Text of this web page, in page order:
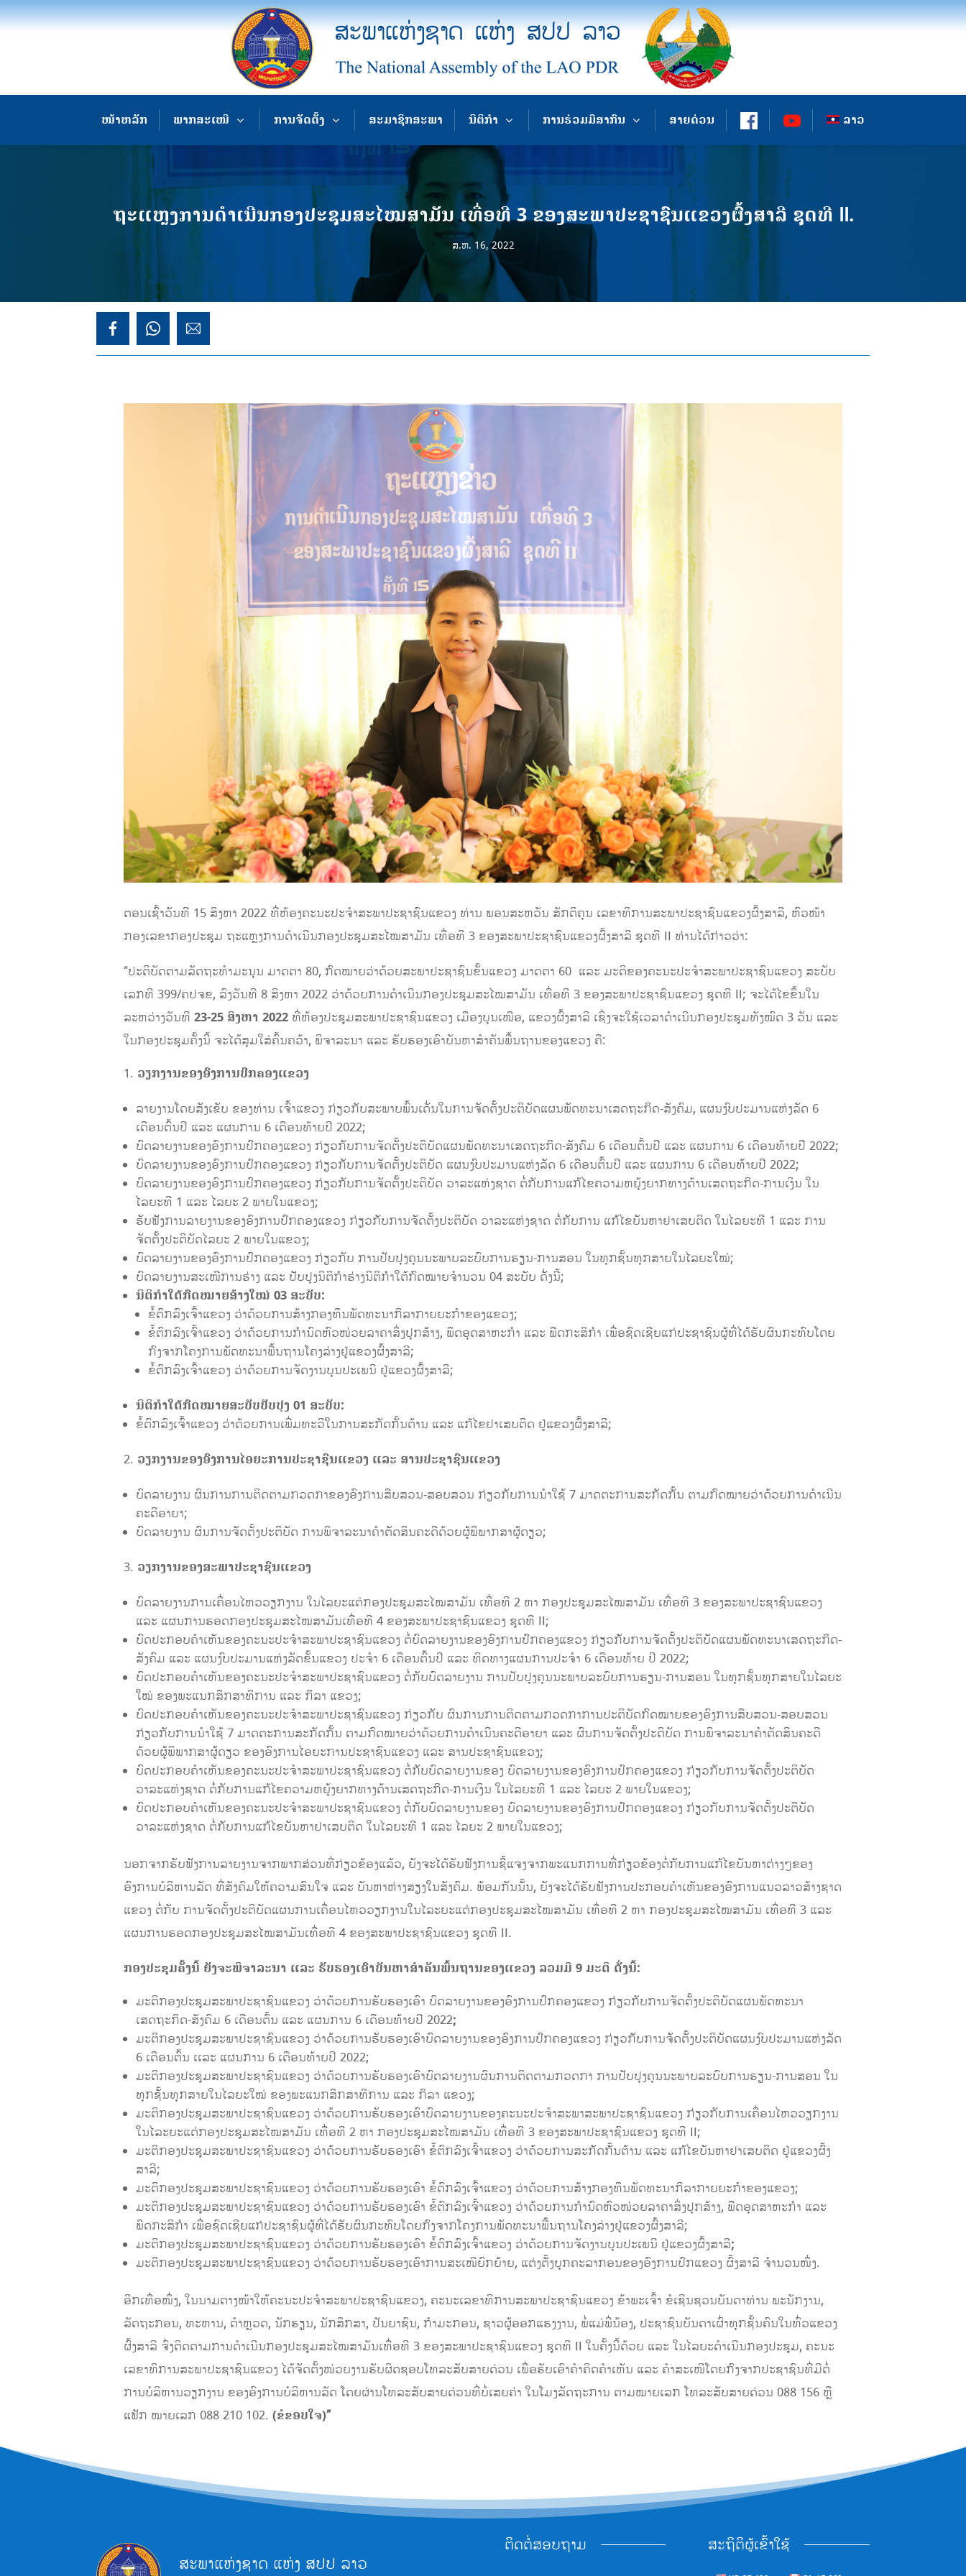
ໜ້າຫລັກ ພາກສະເໜີ ການຈັດຕັ້ງ ສະມາຊິກສະພາ ນິຕິກຳ ການຮ່ວມມືສາກົນ ສາຍດ່ວນ ລາວ
ຖະແຫຼງການດໍາເນີນກອງປະຊຸມສະໄໝສາມັນ ເທື່ອທີ 3 ຂອງສະພາປະຊາຊົນແຂວງຜົ້ງສາລີ ຊຸດທີ II.
ສ.ຫ. 16, 2022
ຕອນເຊົ້າວັນທີ 15 ສິງຫາ 2022 ທີ່ຫ້ອງຄະນະປະຈໍາສະພາປະຊາຊົນແຂວງ ທ່ານ ພອນສະຫວັນ ສັກຕິຄຸນ ເລຂາທິການສະພາປະຊາຊົນແຂວງຜົ້ງສາລີ, ຫົວໜ້າ
ກອງເລຂາກອງປະຊຸມ ຖະແຫຼງການດໍາເນີນກອງປະຊຸມສະໄໝສາມັນ ເທື່ອທີ 3 ຂອງສະພາປະຊາຊົນແຂວງຜົ້ງສາລີ ຊຸດທີ II ທ່ານໄດ້ກ່າວວ່າ:
“ປະຕິບັດຕາມລັດຖະທໍາມະນຸນ ມາດຕາ 80, ກົດໝາຍວ່າດ້ວຍສະພາປະຊາຊົນຂັ້ນແຂວງ ມາດຕາ 60 ແລະ ມະຕິຂອງຄະນະປະຈໍາສະພາປະຊາຊົນແຂວງ ສະບັບ
ເລກທີ 399/ຄປຈຂ, ລົງວັນທີ 8 ສິງຫາ 2022 ວ່າດ້ວຍການດໍາເນີນກອງປະຊຸມສະໄໝສາມັນ ເທື່ອທີ 3 ຂອງສະພາປະຊາຊົນແຂວງ ຊຸດທີ II; ຈະໄດ້ໄຂຂຶ້ນໃນ
ລະຫວ່າງວັນທີ 23-25 ສິງຫາ 2022 ທີ່ຫ້ອງປະຊຸມສະພາປະຊາຊົນແຂວງ ເມືອງບຸນເໜືອ, ແຂວງຜົ້ງສາລີ ເຊິ່ງຈະໃຊ້ເວລາດໍາເນີນກອງປະຊຸມທັງໝົດ 3 ວັນ ແລະ
ໃນກອງປະຊຸມຄັ້ງນີ້ ຈະໄດ້ສຸມໃສ່ຄົ້ນຄວ້າ, ພິຈາລະນາ ແລະ ຮັບຮອງເອົາບັນຫາສຳຄັນພື້ນຖານຂອງແຂວງ ຄື:
ວຽກງານຂອງອົງການປົກຄອງແຂວງ
ລາຍງານໂດຍສັງເຂັບ ຂອງທ່ານ ເຈົ້າແຂວງ ກ່ຽວກັບສະພາບພົ້ນເດັ່ນໃນການຈັດຕັ້ງປະຕິບັດແຜນພັດທະນາເສດຖະກິດ-ສັງຄົມ, ແຜນງົບປະມານແຫ່ງລັດ 6
ເດືອນຕົ້ນປີ ແລະ ແຜນການ 6 ເດືອນທ້າຍປີ 2022;
ບົດລາຍງານຂອງອົງການປົກຄອງແຂວງ ກ່ຽວກັບການຈັດຕັ້ງປະຕິບັດແຜນພັດທະນາເສດຖະກິດ-ສັງຄົມ 6 ເດືອນຕົ້ນປີ ແລະ ແຜນການ 6 ເດືອນທ້າຍປີ 2022;
ບົດລາຍງານຂອງອົງການປົກຄອງແຂວງ ກ່ຽວກັບການຈັດຕັ້ງປະຕິບັດ ແຜນງົບປະມານແຫ່ງລັດ 6 ເດືອນຕົ້ນປີ ແລະ ແຜນການ 6 ເດືອນທ້າຍປີ 2022;
ບົດລາຍງານຂອງອົງການປົກຄອງແຂວງ ກ່ຽວກັບການຈັດຕັ້ງປະຕິບັດ ວາລະແຫ່ງຊາດ ຕໍ່ກັບການແກ້ໄຂຄວາມຫຍຸ້ງຍາກທາງດ້ານເສດຖະກິດ-ການເງິນ ໃນ
ໄລຍະທີ 1 ແລະ ໄລຍະ 2 ພາຍໃນແຂວງ;
ຮັບຟັງການລາຍງານຂອງອົງການປົກຄອງແຂວງ ກ່ຽວກັບການຈັດຕັ້ງປະຕິບັດ ວາລະແຫ່ງຊາດ ຕໍ່ກັບການ ແກ້ໄຂບັນຫາຢາເສບຕິດ ໃນໄລຍະທີ 1 ແລະ ການ
ຈັດຕັ້ງປະຕິບັດໄລຍະ 2 ພາຍໃນແຂວງ;
ບົດລາຍງານຂອງອົງການປົກຄອງແຂວງ ກ່ຽວກັບ ການປັບປຸງຄຸນນະພາບລະບົບການຮຽນ-ການສອນ ໃນທຸກຊັ້ນທຸກສາຍໃນໄລຍະໃໝ່;
ບົດລາຍງານສະເໜີການຮ່າງ ແລະ ປັບປຸງນິຕິກໍາຮ່າງນິຕິກໍາໃຕ້ກົດໝາຍຈໍານວນ 04 ສະບັບ ດັ່ງນີ້;
ນິຕິກໍາໃຕ້ກົດໝາຍສ້າງໃໝ່ 03 ສະບັບ:
ຂໍ້ຕົກລົງເຈົ້າແຂວງ ວ່າດ້ວຍການສ້າງກອງທຶນພັດທະນາກິລາກາຍຍະກຳຂອງແຂວງ;
ຂໍ້ຕົກລົງເຈົ້າແຂວງ ວ່າດ້ວຍການກຳນົດຫົວໜ່ວຍລາຄາສິ່ງປຸກສ້າງ, ພຶດອຸດສາຫະກຳ ແລະ ພືດກະສິກຳ ເພື່ອຊົດເຊີຍແກ່ປະຊາຊົນຜູ້ທີ່ໄດ້ຮັບຜົນກະທົບໂດຍ
ກົງຈາກໂຄງການພັດທະນາພື້ນຖານໂຄງລ່າງຢູ່ແຂວງຜົ້ງສາລີ;
ຂໍ້ຕົກລົງເຈົ້າແຂວງ ວ່າດ້ວຍການຈັດງານບຸນປະເພນີ ຢູ່ແຂວງຜົ້ງສາລີ;
ນິຕິກຳໃຕ້ກົດໝາຍສະບັບປັບປຸງ 01 ສະບັບ:
ຂໍ້ຕົກລົງເຈົ້າແຂວງ ວ່າດ້ວຍການເພີ່ມທະວີໃນການສະກັດກັ້ນຕ້ານ ແລະ ແກ້ໄຂຢາເສບຕິດ ຢູ່ແຂວງຜົ້ງສາລີ;
ວຽກງານຂອງອົງການໄອຍະການປະຊາຊົນແຂວງ ແລະ ສານປະຊາຊົນແຂວງ
ບົດລາຍງານ ຜົນການການຕິດຕາມກວດກາຂອງອົງການສືບສວນ-ສອບສວນ ກ່ຽວກັບການນໍາໃຊ້ 7 ມາດຕະການສະກັດກັ້ນ ຕາມກົດໝາຍວ່າດ້ວຍການດຳເນີນ
ຄະດີອາຍາ;
ບົດລາຍງານ ຜົນການຈັດຕັ້ງປະຕິບັດ ການພິຈາລະນາຄໍາຕັດສິນຄະດີດ້ວຍຜູ້ພິພາກສາຜູ້ດຽວ;
ວຽກງານຂອງສະພາປະຊາຊົນແຂວງ
ບົດລາຍງານການເຄື່ອນໄຫວວຽກງານ ໃນໄລຍະແຕ່ກອງປະຊຸມສະໄໝສາມັນ ເທື່ອທີ 2 ຫາ ກອງປະຊຸມສະໄໝສາມັນ ເທື່ອທີ 3 ຂອງສະພາປະຊາຊົນແຂວງ
ແລະ ແຜນການຮອດກອງປະຊຸມສະໄໝສາມັນເທື່ອທີ 4 ຂອງສະພາປະຊາຊົນແຂວງ ຊຸດທີ II;
ບົດ​ປະ​ກອບ​ຄຳ​ເຫັນ​ຂອ​ງ​ຄະ​ນະ​ປະ​ຈຳ​ສະ​ພາ​ປະ​ຊາ​ຊົນ​ແຂວງ ຕໍ​່​ບົດ​ລາຍ​ງານ​ຂອງ​ອົງ​ການ​ປົກ​ຄອງ​ແຂວງ ກ່ຽວ​ກັບ​ການ​ຈັດ​ຕັ້ງ​ປະ​ຕິ​ບັດ​ແຜນ​ພັດ​ທະ​ນາ​ເສດ​ຖະ​ກິດ-
ສັງ​ຄົມ ແລະ ແຜນ​ງົບ​ປະ​ມານ​ແຫ່ງ​ລັດ​ຂັ້ນ​ແຂວງ ປະ​ຈຳ 6 ເດືອນຕົ້ນປີ ແລະ ທິດ​ທາງ​ແຜນ​ການປະ​ຈຳ 6 ເດືອນທ້າຍ ປ​ີ 2022;
ບົດ​ປະ​ກອບ​ຄຳ​ເຫັນຂອງ​ຄະ​ນະ​ປະ​ຈຳ​ສະ​ພາ​ປະ​ຊາ​ຊົນ​ແຂວງ ຕໍ່ກັບບົດລາຍງານ ການປັບປຸງຄຸນນະພາບລະບົບການຮຽນ-ການສອນ ໃນທຸກຊັ້ນທຸກສາຍໃນໄລຍະ
ໃໝ່ ຂອງພະແນກສຶກສາທິການ ແລະ ກິລາ ແຂວງ;
ບົດ​ປະ​ກອບ​ຄຳ​ເຫັນຂອງ​ຄະ​ນະ​ປະ​ຈຳ​ສະ​ພາ​ປະ​ຊາ​ຊົນ​ແຂວງ ກ່ຽວກັບ ຜົນການການຕິດຕາມກວດກາການປະຕິບັດກົດໝາຍຂອງອົງການສືບສວນ-ສອບສວນ
ກ່ຽວກັບການນໍາໃຊ້ 7 ມາດຕະການສະກັດກັ້ນ ຕາມກົດໝາຍວ່າດ້ວຍການດຳເນີນຄະດີອາຍາ ແລະ ຜົນການຈັດຕັ້ງປະຕິບັດ ການພິຈາລະນາຄໍາຕັດສິນຄະດີ
ດ້ວຍຜູ້ພິພາກສາຜູ້ດຽວ ຂອງ​ອົງ​ການ​ໄອ​ຍະ​ການ​ປະ​ຊາ​ຊົນ​ແຂວງ ແລະ ສານ​ປະ​ຊາ​ຊົນ​ແຂວງ;
ບົດ​ປະ​ກອບ​ຄຳ​ເຫັນຂອງ​ຄະ​ນະ​ປະ​ຈຳ​ສະ​ພາ​ປະ​ຊາ​ຊົນ​ແຂວງ ຕໍ່ກັບບົດລາຍງານຂອງ ບົດລາຍງານຂອງອົງການປົກຄອງແຂວງ ກ່ຽວກັບການຈັດຕັ້ງປະຕິບັດ
ວາລະແຫ່ງຊາດ ຕໍ່ກັບການແກ້ໄຂຄວາມຫຍຸ້ງຍາກທາງດ້ານເສດຖະກິດ-ການເງິນ ໃນໄລຍະທີ 1 ແລະ ໄລຍະ 2 ພາຍໃນແຂວງ;
ບົດ​ປະ​ກອບ​ຄຳ​ເຫັນຂອງ​ຄະ​ນະ​ປະ​ຈຳ​ສະ​ພາ​ປະ​ຊາ​ຊົນ​ແຂວງ ຕໍ່ກັບບົດລາຍງານຂອງ ບົດລາຍງານຂອງອົງການປົກຄອງແຂວງ ກ່ຽວກັບການຈັດຕັ້ງປະຕິບັດ
ວາລະແຫ່ງຊາດ ຕໍ່ກັບການແກ້ໄຂບັນຫາຢາເສບຕິດ ໃນໄລຍະທີ 1 ແລະ ໄລຍະ 2 ພາຍໃນແຂວງ;
ນອກຈາກຮັບຟັງການລາຍງານຈາກພາກສ່ວນທີ່ກ່ຽວຂ້ອງແລ້ວ, ຍັງຈະໄດ້ຮັບຟັງການຊີ້ແຈງຈາກພະແນກການທີ່ກ່ຽວຂ້ອງຕໍ່ກັບການແກ້ໄຂບັນຫາຕ່າງໆຂອງ
ອົງການບໍລິຫານລັດ ທີ່ສັງຄົມໃຫ້ຄວາມສົນໃຈ ແລະ ບັນຫາຫ່າງສຽງໃນສັງຄົມ. ພ້ອມກັນນັ້ນ, ຍັງຈະໄດ້ຮັບຟັງການປະ​ກອບ​ຄຳ​ເຫັນ​ຂອງ​ອົງ​ການ​ແນວ​ລາວ​ສ້າງ​ຊາດ​
ແຂວງ ຕໍ່​ກັບ​ ​ການ​ຈັດ​ຕັ້ງ​ປະ​ຕິ​ບັດແຜນ​ການ​ເຄື່ອນ​ໄຫວວຽກ​ງານໃນໄລະຍະແຕ່ກອງປະຊຸມສະໄໝສາມັນ ເທື່ອທີ 2 ຫາ ກອງປະຊຸມສະໄໝສາມັນ ເທື່ອທີ 3 ແລະ
ແຜນການຮອດກອງປະຊຸມສະໄໝສາມັນເທື່ອທີ 4 ຂອງສະພາປະຊາຊົນແຂວງ ຊຸດທີ II.
ກອງປະຊຸມຄັ້ງນີ້ ຍັງຈະພິຈາລະນາ ແລະ ຮັບຮອງເອົາບັນຫາສໍາຄັນພື້ນຖານຂອງແຂວງ ລວມມີ 9 ມະຕິ ດັ່ງນີ້:
ມະ​ຕິກອງ​ປະ​ຊຸມ​ສະ​ພາ​ປະ​ຊາ​ຊົນ​ແຂວງ ວ່າ​ດ້ວຍ​ການ​ຮັບ​ຮອງ​ເອົາ ບົດລາຍງານຂອງອົງການປົກຄອງແຂວງ ກ່ຽວກັບການຈັດຕັ້ງປະຕິບັດແຜນພັດທະນາ
ເສດຖະກິດ-ສັງຄົມ 6 ເດືອນຕົ້ນ ແລະ ແຜນການ 6 ເດືອນທ້າຍປີ 2022;
ມະ​ຕິກອງ​ປະ​ຊຸມ​ສະ​ພາ​ປະ​ຊາ​ຊົນ​ແຂວງ ວ່າ​ດ້ວຍ​ການ​ຮັບ​ຮອງ​ເອົາບົດລາຍງານຂອງອົງການປົກຄອງແຂວງ ກ່ຽວກັບການຈັດຕັ້ງປະຕິບັດແຜນງົບປະມານແຫ່ງລັດ
6 ເດືອນຕົ້ນ ເເລະ ແຜນການ 6 ເດືອນທ້າຍປີ 2022;
ມະ​ຕິກອງ​ປະ​ຊຸມ​ສະ​ພາ​ປະ​ຊາ​ຊົນ​ແຂວງ ວ່າ​ດ້ວຍ​ການ​ຮັບ​ຮອງ​ເອົາບົດລາຍງານຜົນການຕິດຕາມກວດກາ ການປັບປຸງຄຸນນະພາບລະບົບການຮຽນ-ການສອນ ໃນ
ທຸກຊັ້ນທຸກສາຍໃນໄລຍະໃໝ່ ຂອງພະແນກສຶກສາທິການ ແລະ ກິລາ ແຂວງ;
ມະ​ຕິກອງ​ປະ​ຊຸມ​ສະ​ພາ​ປະ​ຊາ​ຊົນ​ແຂວງ ວ່າ​ດ້ວຍ​ການ​ຮັບ​ຮອງ​ເອົາບົດລາຍງານຂອງຄະນະປະຈໍາສະພາສະພາປະຊາຊົນແຂວງ ກ່ຽວກັບການເຄື່ອນໄຫວວຽກງານ
ໃນໄລະຍະແຕ່ກອງປະຊຸມສະໄໝສາມັນ ເທື່ອທີ 2 ຫາ ກອງປະຊຸມສະໄໝສາມັນ ເທື່ອທີ 3 ຂອງສະພາປະຊາຊົນແຂວງ ຊຸດທີ II;
ມະ​ຕິ​ກອງ​ປະ​ຊຸມສະ​ພາ​ປະ​ຊາ​ຊົນ​ແຂວງ ວ່າ​ດ້ວຍ​ການຮັບ​ຮອງ​ເອົາ ຂໍ້ຕົກລົງເຈົ້າແຂວງ ວ່າດ້ວຍການສະກັດກັ້ນຕ້ານ ແລະ ແກ້ໄຂບັນຫາຢາເສບຕິດ ຢູ່ແຂວງຜົ້ງ
ສາລີ;
ມະ​ຕິ​ກອງ​ປະ​ຊຸມສະ​ພາ​ປະ​ຊາ​ຊົນ​ແຂວງ ວ່າ​ດ້ວຍ​ການຮັບ​ຮອງ​ເອົາ ຂໍ້ຕົກລົງເຈົ້າແຂວງ ວ່າດ້ວຍການສ້າງກອງທຶນພັດທະນາກິລາກາຍຍະກຳຂອງແຂວງ;
ມະ​ຕິ​ກອງ​ປະ​ຊຸມສະ​ພາ​ປະ​ຊາ​ຊົນ​ແຂວງ ວ່າ​ດ້ວຍ​ການຮັບ​ຮອງ​ເອົາ ຂໍ້ຕົກລົງເຈົ້າແຂວງ ວ່າດ້ວຍການກໍານົດຫົວໜ່ວຍລາຄາສິ່ງປຸກສ້າງ, ພືດອຸດສາຫະກຳ ແລະ
ພືດກະສິກຳ ເພື່ອຊົດເຊີຍແກ່ປະຊາຊົນຜູ້ທີ່ໄດ້ຮັບຜົນກະທົບໂດຍກົງຈາກໂຄງການພັດທະນາພື້ນຖານໂຄງລ່າງຢູ່ແຂວງຜົ້ງສາລີ;
ມະ​ຕິ​ກອງ​ປະ​ຊຸມສະ​ພາ​ປະ​ຊາ​ຊົນ​ແຂວງ ວ່າ​ດ້ວຍ​ການຮັບ​ຮອງ​ເອົາ ຂໍ້ຕົກລົງເຈົ້າແຂວງ ວ່າດ້ວຍການຈັດງານບຸນປະເພນີ ຢູ່ແຂວງຜົ້ງສາລີ;
ມະ​ຕິ​ກອງ​ປະ​ຊຸມສະ​ພາ​ປະ​ຊາ​ຊົນ​ແຂວງ ວ່າ​ດ້ວຍ​ການຮັບຮອງເອົາການສະເໜີຍົກຍ້າຍ, ແຕ່ງຕັ້ງບຸກຄະລາກອນຂອງອົງການປົກແຂວງ ຜົ້ງສາລີ ຈໍານວນໜຶ່ງ.
ອີກເທື່ອໜຶ່ງ, ໃນນາມຕາງໜ້າໃຫ້ຄະນະປະຈຳສະພາປະຊາຊົນແຂວງ, ຄະນະເລຂາທິການສະພາປະຊາຊົນແຂວງ ຂ້າພະເຈົ້າ ຂໍເຊີນຊວນບັນດາທ່ານ ພະນັກງານ,
ລັດຖະກອນ, ທະຫານ, ຕຳຫຼວດ, ນັກຮຽນ, ນັກສຶກສາ, ປັນຍາຊົນ, ກຳມະກອນ, ຊາວຜູ້ອອກແຮງງານ, ພໍ່ແມ່ພີ່ນ້ອງ, ປະຊາຊົນບັນດາເຜົ່າທຸກຊັ້ນຄົນໃນທົ່ວແຂວງ
ຜົ້ງສາລີ ຈົ່ງຕິດຕາມການດໍາເນີນກອງປະຊຸມສະໄໝສາມັນເທື່ອທີ 3 ຂອງສະພາປະຊາຊົນແຂວງ ຊຸດທີ II ໃນຄັ້ງນີ້ດ້ວຍ ແລະ ໃນໄລຍະດຳເນີນກອງປະຊຸມ, ຄະນະ
ເລຂາທິການສະພາປະຊາຊົນແຂວງ ໄດ້ຈັດຕັ້ງໜ່ວຍງານຮັບຜິດຊອບໂທລະສັບສາຍ​ດ່ວນ ເພື່ອຮັບເອົາຄຳຄິດຄຳເຫັນ ແລະ ຄຳສະເໜີໂດຍກົງຈາກປະຊາຊົນທີ່ມີຕໍ່
ການບໍລິຫານວຽກງານ ຂອງອົງການບໍລິຫານລັດ ໂດຍຜ່ານໂທລະສັບສາຍດ່ວນທີ່ບໍ່ເສຍຄ່າ ໃນໂມງລັດຖະການ ຕາມໝາຍເລກ ໂທລະສັບສາຍດ່ວນ 088 156 ຫຼື
ແຟັກ ໝາຍເລກ 088 210 102. (ຂໍຂອບໃຈ)”
ສະພາແຫ່ງຊາດ ແຫ່ງ ສປປ ລາວ
ຕິດຕໍ່ສອບຖາມ ສະຖິຕິຜູ້ເຂົ້າໃຊ້